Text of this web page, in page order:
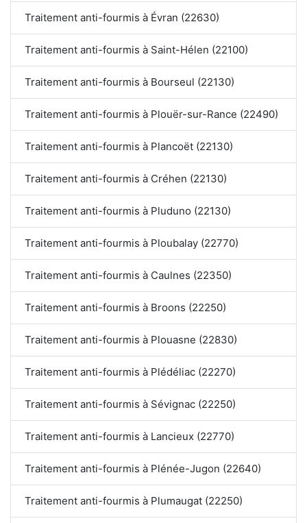
Traitement anti-fourmis à Évran (22630)
Traitement anti-fourmis à Saint-Hélen (22100)
Traitement anti-fourmis à Bourseul (22130)
Traitement anti-fourmis à Plouër-sur-Rance (22490)
Traitement anti-fourmis à Plancoët (22130)
Traitement anti-fourmis à Créhen (22130)
Traitement anti-fourmis à Pluduno (22130)
Traitement anti-fourmis à Ploubalay (22770)
Traitement anti-fourmis à Caulnes (22350)
Traitement anti-fourmis à Broons (22250)
Traitement anti-fourmis à Plouasne (22830)
Traitement anti-fourmis à Plédéliac (22270)
Traitement anti-fourmis à Sévignac (22250)
Traitement anti-fourmis à Lancieux (22770)
Traitement anti-fourmis à Plénée-Jugon (22640)
Traitement anti-fourmis à Plumaugat (22250)